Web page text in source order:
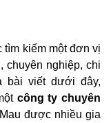
tìm kiếm một đơn vị
chuyên nghiệp, chi
bài viết dưới đây,
công ty chuyên
được nhiều gia